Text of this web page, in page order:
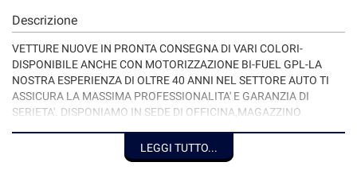
Descrizione
VETTURE NUOVE IN PRONTA CONSEGNA DI VARI COLORI-
DISPONIBILE ANCHE CON MOTORIZZAZIONE BI-FUEL GPL-LA
NOSTRA ESPERIENZA DI OLTRE 40 ANNI NEL SETTORE AUTO TI
ASSICURA LA MASSIMA PROFESSIONALITA' E GARANZIA DI
SERIETA'. DISPONIAMO IN SEDE DI OFFICINA,MAGAZZINO
FINANZIAMENTO IN SEDE A TASSI AGEVOLATI DI DURATA FINO A
7 ANNI E PER L'INTERO IMPORTO. AQUISTO IN CONTANTI DEL TUO
LEGGI TUTTO...